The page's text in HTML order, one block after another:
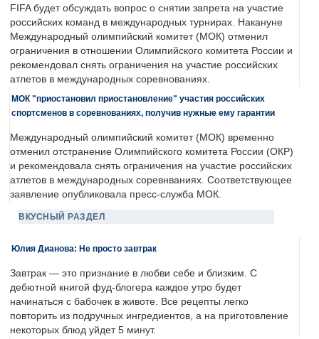
FIFA будет обсуждать вопрос о снятии запрета на участие
российских команд в международных турнирах. Накануне
Международный олимпийский комитет (МОК) отменил
ограничения в отношении Олимпийского комитета России и
рекомендовал снять ограничения на участие российских
атлетов в международных соревнованиях.
МОК "приостановил приостановление" участия российских
спортсменов в соревнованиях, получив нужные ему гарантии
Международный олимпийский комитет (МОК) временно
отменил отстранение Олимпийского комитета России (ОКР)
и рекомендовала снять ограничения на участие российских
атлетов в международных соревнваниях. Соответствующее
заявление опубликовала пресс-служба МОК.
ВКУСНЫЙ РАЗДЕЛ
Юлия Дианова: Не просто завтрак
Завтрак — это признание в любви себе и близким. С
дебютной книгой фуд-блогера каждое утро будет
начинаться с бабочек в животе. Все рецепты легко
повторить из подручных ингредиентов, а на приготовление
некоторых блюд уйдет 5 минут.